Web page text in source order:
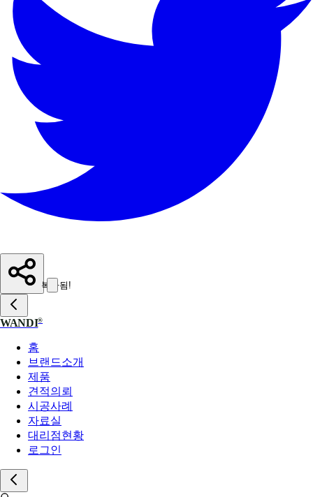
복사됨!
WANDI®
홈
브랜드소개
제품
견적의뢰
시공사례
자료실
대리점현황
로그인